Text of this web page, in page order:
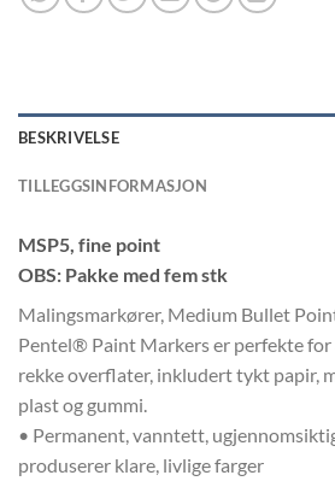
BESKRIVELSE
TILLEGGSINFORMASJON
MSP5, fine point
OBS: Pakke med fem stk
Malingsmarkører, Medium Bullet
Pentel® Paint Markers er perfekte for
rekke overflater, inkludert tykt papir,
plast og gummi.
• Permanent, vanntett,
produserer klare, livlige farger